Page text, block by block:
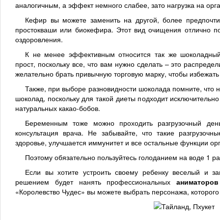
аналогичным, а эффект немного слабее, зато нагрузка на
Кефир вы можете заменить на другой, более
простокваши или биокефира. Этот вид очищения отлично
оздоровления.
К не менее эффективным относится так же
прост, поскольку все, что вам нужно сделать – это
желательно брать привычную торговую марку, чтобы
Также, при выборе разновидности шоколада помните,
шоколад, поскольку для такой диеты подходит
натуральных какао-бобов.
Беременным тоже можно проходить разгрузочный
консультация врача. Не забывайте, что такие
здоровье, улучшается иммунитет и все остальные функции
Поэтому обязательно пользуйтесь голоданием на воде 1
Если вы хотите устроить своему ребенку веселый и
решением будет нанять профессиональных
«Королевство Чудес» вы можете выбрать персонажа,